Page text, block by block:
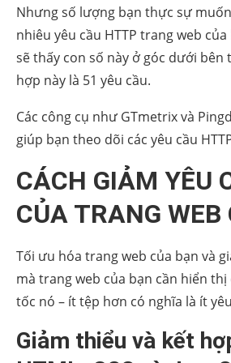
Nhưng số lượng bạn thực sự
nhiêu yêu cầu HTTP trang web
sẽ thấy con số này ở góc dưới
hợp này là 51 yêu cầu.
Các công cụ như GTmetrix và
giúp bạn theo dõi các yêu cầu
CÁCH GIẢM YÊU
CỦA TRANG WEB
Tối ưu hóa trang web của bạn và
mà trang web của bạn cần hiển
tốc nó – ít tệp hơn có nghĩa là ít
Giảm thiểu và kết